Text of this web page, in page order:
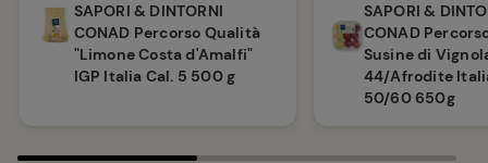
SAPORI & DINTORNI
CONAD Percorso Qualità
"Limone Costa d'Amalfi"
IGP Italia Cal. 5 500 g
SAPORI &
CONAD
Susine di
44/Afrodite
50/60 650g